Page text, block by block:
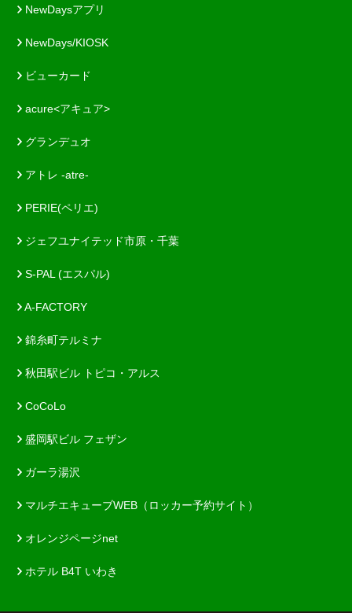
NewDaysアプリ
NewDays/KIOSK
ビューカード
acure<アキュア>
グランデュオ
アトレ -atre-
PERIE(ペリエ)
ジェフユナイテッド市原・千葉
S-PAL (エスパル)
A-FACTORY
錦糸町テルミナ
秋田駅ビル トピコ・アルス
CoCoLo
盛岡駅ビル フェザン
ガーラ湯沢
マルチエキューブWEB（ロッカー予約サイト）
オレンジページnet
ホテル B4T いわき